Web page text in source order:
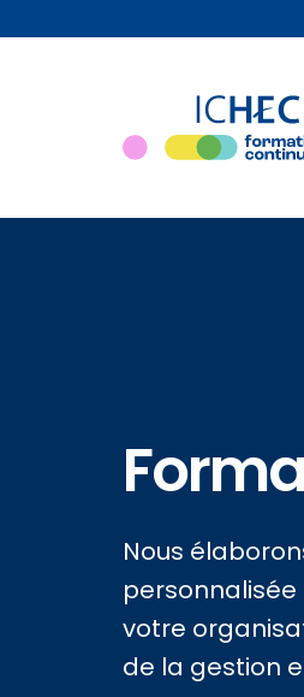
Nous
votre
de la gestion